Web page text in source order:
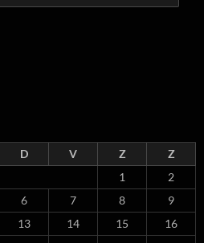
D V Z
Z
1
2
6 7 8
9
13 14 15
16